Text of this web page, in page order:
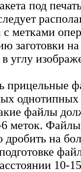
под
метками
заготовки
углу
прицельные
файлы
6 меток.
дробить на
10-